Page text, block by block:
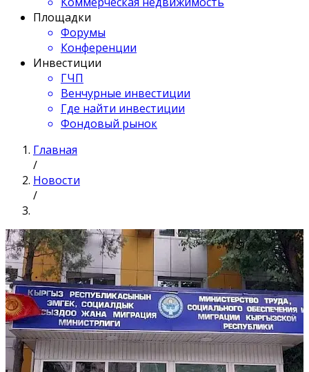
Площадки
Форумы
Конференции
Инвестиции
ГЧП
Венчурные инвестиции
Где найти инвестиции
Фондовый рынок
Главная
/
Новости
/